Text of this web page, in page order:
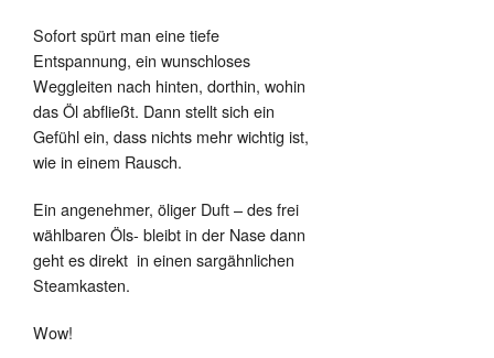
Sofort spürt man eine tiefe
Entspannung, ein wunschloses
Weggleiten nach hinten, dorthin, wohin
das Öl abfließt. Dann stellt sich ein
Gefühl ein, dass nichts mehr wichtig ist,
wie in einem Rausch.
Ein angenehmer, öliger Duft – des frei
wählbaren Öls- bleibt in der Nase dann
geht es direkt in einen sargähnlichen
Steamkasten.
Wow!